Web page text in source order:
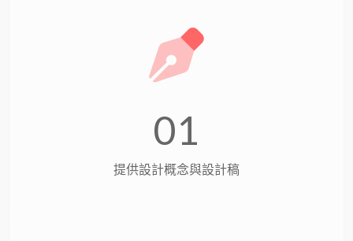
01
提供設計概念與設計稿